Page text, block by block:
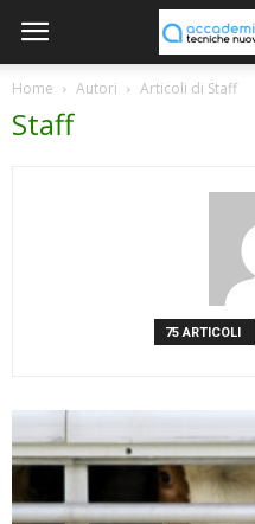
Home Autori Articoli di Staff
Staff
75 ARTICOLI